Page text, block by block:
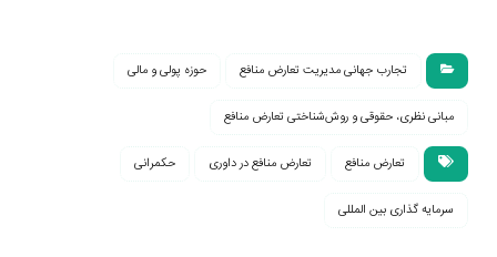
تجارب جهانی مدیریت تعارض منافع حوزه پولی و مالی
مبانی نظری، حقوقی و روش‌شناختی تعارض منافع
تعارض منافع تعارض منافع در داوری حکمرانی
سرمایه گذاری بین المللی